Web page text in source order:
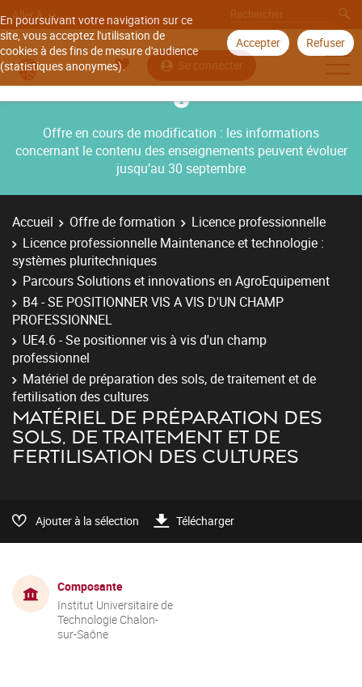
En poursuivant votre navigation sur ce
site, vous acceptez l'utilisation de
cookies à des fins de mesure d'audience
(statistiques anonymes).
Accepter Refuser
Aller à
Se connecter
Offre en cours de modification : les informations
concernant le contenu des enseignements peuvent évoluer
jusqu’au 30 septembre
Accueil Offre de formation
Licence professionnelle
Licence professionnelle Maintenance et technologie :
systèmes pluritechniques
Parcours Solutions et innovations en AgroEquipement
B4 - SE POSITIONNER VIS A VIS D'UN CHAMP
PROFESSIONNEL
UE4.6 - Se positionner vis à vis d'un champ
professionnel
Matériel de préparation des sols, de traitement et de
fertilisation des cultures
MATÉRIEL DE PRÉPARATION DES
SOLS, DE TRAITEMENT ET DE
FERTILISATION DES CULTURES
Ajouter à la sélection Télécharger
Composante
Institut Universitaire de
Technologie Chalon-
sur-Saône